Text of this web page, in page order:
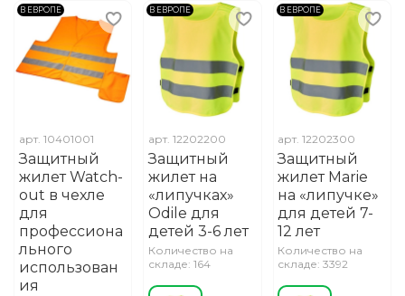
В ЕВРОПЕ
арт. 10401001
Защитный
жилет Watch-
out в чехле
для
профессиона
льного
использован
ия
В ЕВРОПЕ
арт.12202200
Защитный
жилет на
«липучках»
Odile для
детей 3-6 лет
Количество на
складе: 164
В ЕВРОПЕ
арт.12202300
Защитный
жилет Marie
на «липучке»
для детей 7-
12 лет
Количество на
складе: 3392